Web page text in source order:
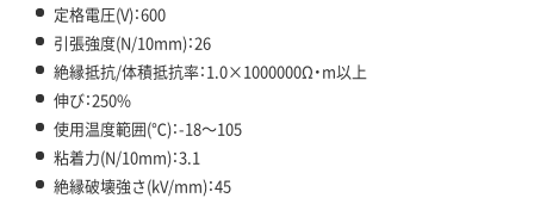
定格電圧(V)：600
引張強度(N/10mm)：26
絶縁抵抗/体積抵抗率：1.0×1000000Ω・m以上
伸び：250%
使用温度範囲(℃)：-18～105
粘着力(N/10mm)：3.1
絶縁破壊強さ(kV/mm)：45